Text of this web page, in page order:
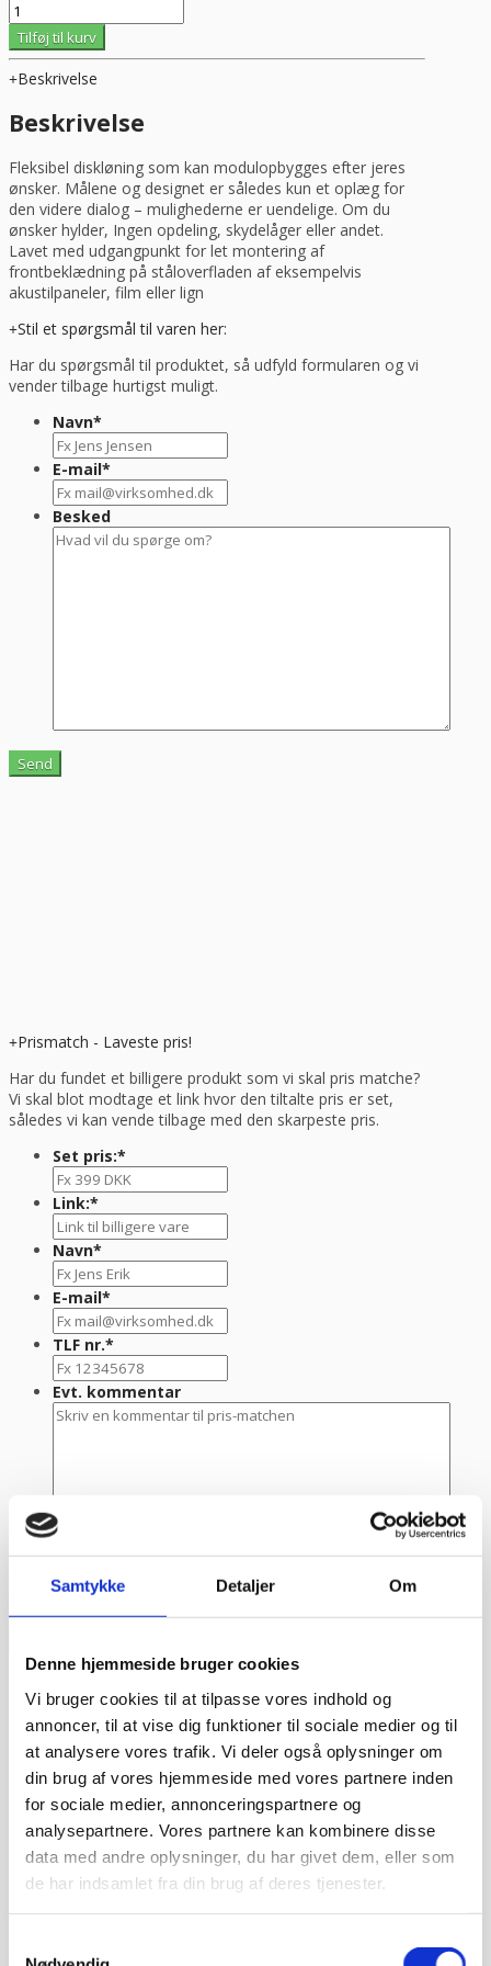
Samtykke Detaljer Om
Denne hjemmeside bruger cookies
Vi bruger cookies til at tilpasse vores indhold og
annoncer, til at vise dig funktioner til sociale medier og til
at analysere vores trafik. Vi deler også oplysninger om
din brug af vores hjemmeside med vores partnere inden
for sociale medier, annonceringspartnere og
analysepartnere. Vores partnere kan kombinere disse
data med andre oplysninger, du har givet dem, eller som
de har indsamlet fra din brug af deres tjenester.
Diskløsning
modulopbygget
og
fleksibel
(uden
sider)
antal
Tilføj til kurv
Beskrivelse
Beskrivelse
Fleksibel diskløning som kan modulopbygges efter jeres
ønsker. Målene og designet er således kun et oplæg for
den videre dialog – mulighederne er uendelige. Om du
ønsker hylder, Ingen opdeling, skydelåger eller andet.
Lavet med udgangpunkt for let montering af
frontbeklædning på ståloverfladen af eksempelvis
akustilpaneler, film eller lign
Stil et spørgsmål til varen her:
Har du spørgsmål til produktet, så udfyld formularen og vi
vender tilbage hurtigst muligt.
Navn*
E-mail*
Besked
Prismatch - Laveste pris!
Har du fundet et billigere produkt som vi skal pris matche?
Vi skal blot modtage et link hvor den tiltalte pris er set,
således vi kan vende tilbage med den skarpeste pris.
Set pris:*
Link:*
Navn*
E-mail*
TLF nr.*
Evt. kommentar
Dag-til-dag levering
Lagervarer leveres med 95% sandsynlighed allerede den